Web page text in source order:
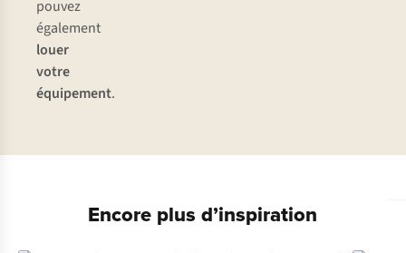
pouvez
également
louer
votre
équipement.
Encore plus d’inspiration